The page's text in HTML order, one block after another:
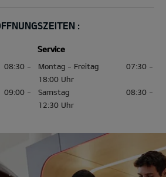
:
08:30 -
09:00 -
Service
Montag - Freitag
07:30 -
18:00 Uhr
Samstag
08:30 -
12:30 Uhr